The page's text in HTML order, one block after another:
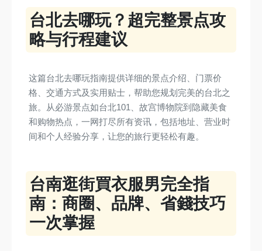
台北去哪玩？超完整景点攻
略与行程建议
这篇台北去哪玩指南提供详细的景点介绍、门票价
格、交通方式及实用贴士，帮助您规划完美的台北之
旅。从必游景点如台北101、故宫博物院到隐藏美食
和购物热点，一网打尽所有资讯，包括地址、营业时
间和个人经验分享，让您的旅行更轻松有趣。
台南逛街買衣服男完全指
南：商圈、品牌、省錢技巧
一次掌握